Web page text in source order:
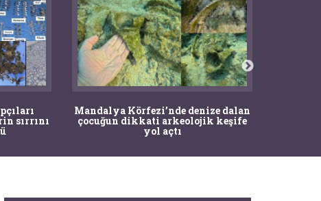
sırrını
Mandalya Körfezi’nde denize dalan
çocuğun dikkati arkeolojik keşife
yol açtı